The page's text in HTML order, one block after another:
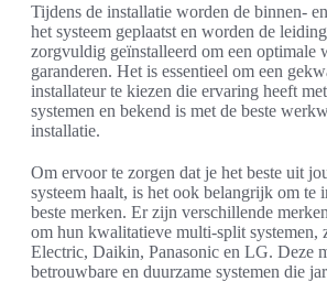
Tijdens de installatie worden de binnen-
het systeem geplaatst en worden de
zorgvuldig geïnstalleerd om een optimale
garanderen. Het is essentieel om een
installateur te kiezen die ervaring heeft
systemen en bekend is met de beste
installatie.
Om ervoor te zorgen dat je het beste uit
systeem haalt, is het ook belangrijk om te
beste merken. Er zijn verschillende
om hun kwalitatieve multi-split systemen,
Electric, Daikin, Panasonic en LG. Deze
betrouwbare en duurzame systemen die